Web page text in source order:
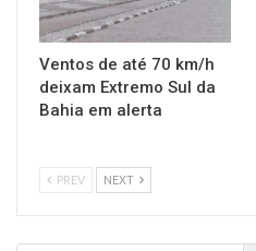
Ventos de até 70 km/h
deixam Extremo Sul da
Bahia em alerta
PREV NEXT